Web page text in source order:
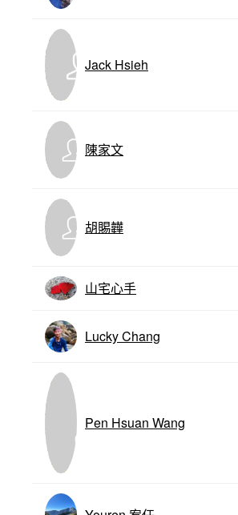
Jack Hsieh
陳家文
胡賜韡
山宅心手
Lucky Chang
Pen Hsuan Wang